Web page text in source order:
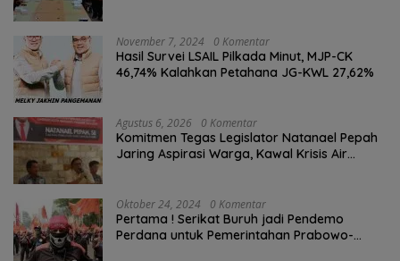
November 7, 2024 0 Komentar
Hasil Survei LSAIL Pilkada Minut, MJP-CK
46,74% Kalahkan Petahana JG-KWL 27,62%
Agustus 6, 2026 0 Komentar
Komitmen Tegas Legislator Natanael Pepah
Jaring Aspirasi Warga, Kawal Krisis Air
Oktober 24, 2024 0 Komentar
Pertama ! Serikat Buruh jadi Pendemo
Perdana untuk Pemerintahan Prabowo-